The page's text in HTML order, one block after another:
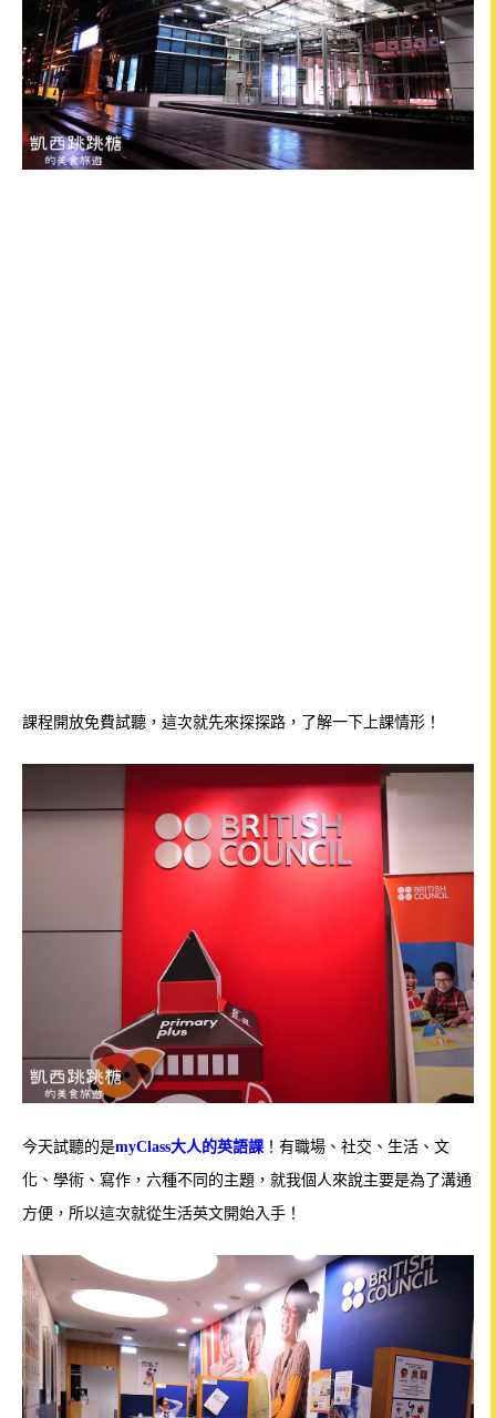
課程開放免費試聽，這次就先來探探路，了解一下上課情形！
今天試聽的是myClass大人的英語課 ！ 有職場、社交、生活、文
化、學術、寫作，六種不同的主題，就我個人來說主要是為了溝通
方便，所以這次就從生活英文開始入手！